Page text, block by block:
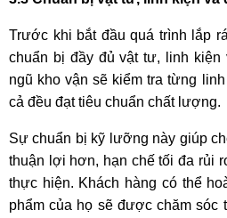
Trước khi bắt đầu quá trình lắp
chuẩn bị đầy đủ vật tư, linh
ngũ kho vận sẽ kiểm tra từng
cả đều đạt tiêu chuẩn chất lượng.
Sự chuẩn bị kỹ lưỡng này giúp
thuận lợi hơn, hạn chế tối đa rủi
thực hiện. Khách hàng có thể
phẩm của họ sẽ được chăm